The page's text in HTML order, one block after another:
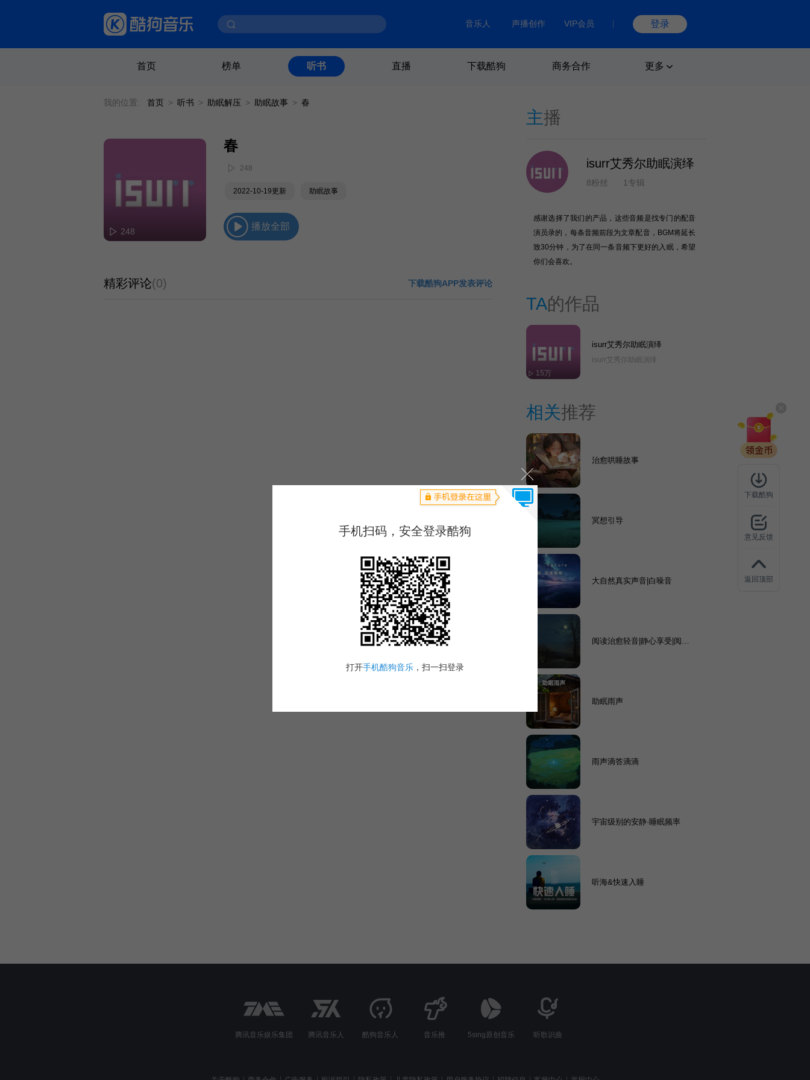
音乐人 声播创作 VIP会员 登录
首页 榜单 听书 直播 下载酷狗 商务合作 更多
我的位置: 首页 > 听书 > 助眠解压 > 助眠故事 > 春
248
春
248
2022-10-19更新 助眠故事
播放全部
精彩评论(0) 下载酷狗APP发表评论
主播
isurr艾秀尔助眠演绎
8粉丝 1专辑
感谢选择了我们的产品，这些音频是找专门的配音
演员录的，每条音频前段为文章配音，BGM将延长
致30分钟，为了在同一条音频下更好的入眠，希望
你们会喜欢。
TA的作品
15万
isurr艾秀尔助眠演绎
isurr艾秀尔助眠演绎
相关推荐
治愈哄睡故事
冥想引导
大自然真实声音|白噪音
阅读治愈轻音|静心享受|阅读
助眠雨声
雨声滴答滴滴
宇宙级别的安静·睡眠频率
听海&快速入睡
腾讯音乐娱乐集团 腾讯音乐人 酷狗音乐人 音乐推 5sing原创音乐 听歌识曲
下载酷狗
意见反馈
返回顶部